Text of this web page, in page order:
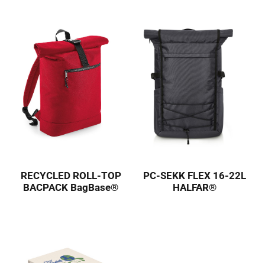
RECYCLED ROLL-TOP
BACPACK BagBase®
PC-SEKK FLEX 16-22L
HALFAR®